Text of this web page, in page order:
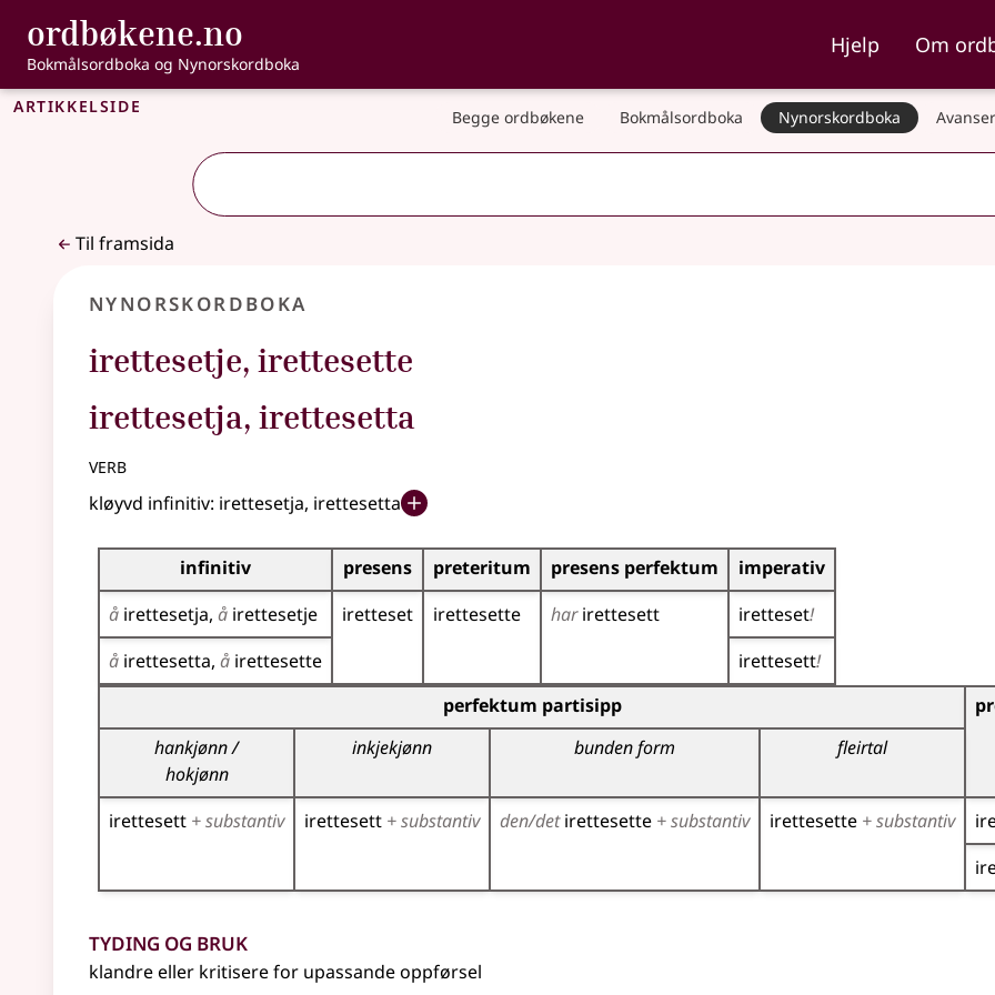
Gå til hovudinnhald
Tilgjenge
ordbøkene.no , Bokmålsordboka og Nynorskordboka
Bokmålsordboka og Nynorskordboka
Hjelp Om
Artikkelside Begge ordbøkene Bokmålsordboka Nynorskordboka
Til framsida
Nynorskordboka
irettesetje, irettesette
irettesetja, irettesetta
verb
kløyvd infinitiv: irettesetja, irettesetta
Bøyningstabell for dette verbet
infinitiv presens preteritum presens perfektum
imperativ
å irettesetja å irettesetje iretteset irettesette harirettesett iretteset!
å irettesetta å irettesette irettesett!
Bøyningstabell for dette verbet (partisippformer)perfektum partisipp
hankjønn /
hokjønn
inkjekjønn bunden form fleirtal
irettesett + substantiv irettesett + substantiv den/detirettesette + substantiv irettesette + substantiv
Tyding og bruk
klandre eller kritisere for upassande oppførsel